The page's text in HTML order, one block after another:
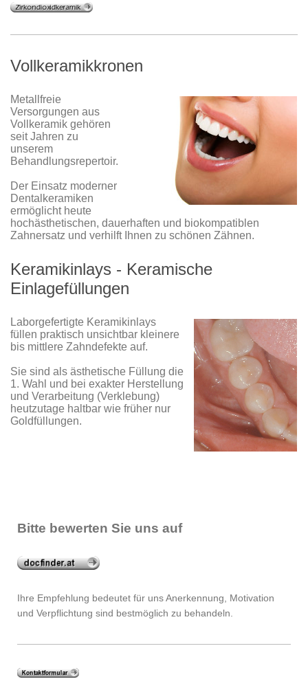
Vollkeramikkronen
Metallfreie
Versorgungen aus
Vollkeramik gehören
seit Jahren zu
unserem
Behandlungsrepertoir.
Der Einsatz moderner
Dentalkeramiken
ermöglicht heute
hochästhetischen, dauerhaften und biokompatiblen
Zahnersatz und verhilft Ihnen zu schönen Zähnen.
Keramikinlays - Keramische
Einlagefüllungen
Laborgefertigte Keramikinlays
füllen praktisch unsichtbar kleinere
bis mittlere Zahndefekte auf.
Sie sind als ästhetische Füllung die
1. Wahl und bei exakter Herstellung
und Verarbeitung (Verklebung)
heutzutage haltbar wie früher nur
Goldfüllungen.
Bitte bewerten Sie uns auf
Ihre Empfehlung bedeutet für uns Anerkennung, Motivation
und Verpflichtung sind bestmöglich zu behandeln.